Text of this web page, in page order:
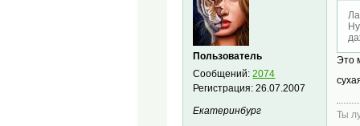
Пользователь
Сообщений:2074
Регистрация:26.07.2007
Екатеринбург
Это
Ты